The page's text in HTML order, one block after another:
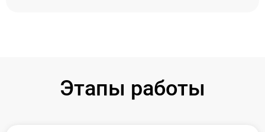
Этапы работы